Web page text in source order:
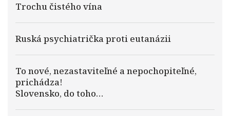
Trochu čistého vína
Ruská psychiatrička proti eutanázii
To nové, nezastaviteľné a nepochopiteľné,
prichádza!
Slovensko, do toho…